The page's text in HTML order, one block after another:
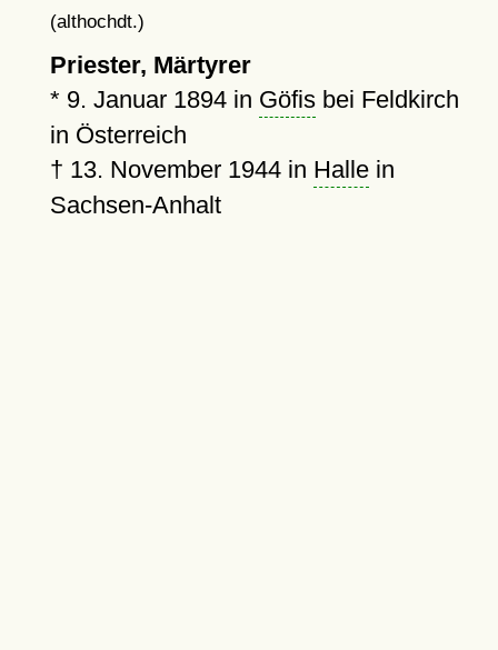
(althochdt.)
Priester, Märtyrer
* 9. Januar 1894in Göfisbei Feldkirch
in Österreich
† 13. November 1944in Hallein
Sachsen-Anhalt